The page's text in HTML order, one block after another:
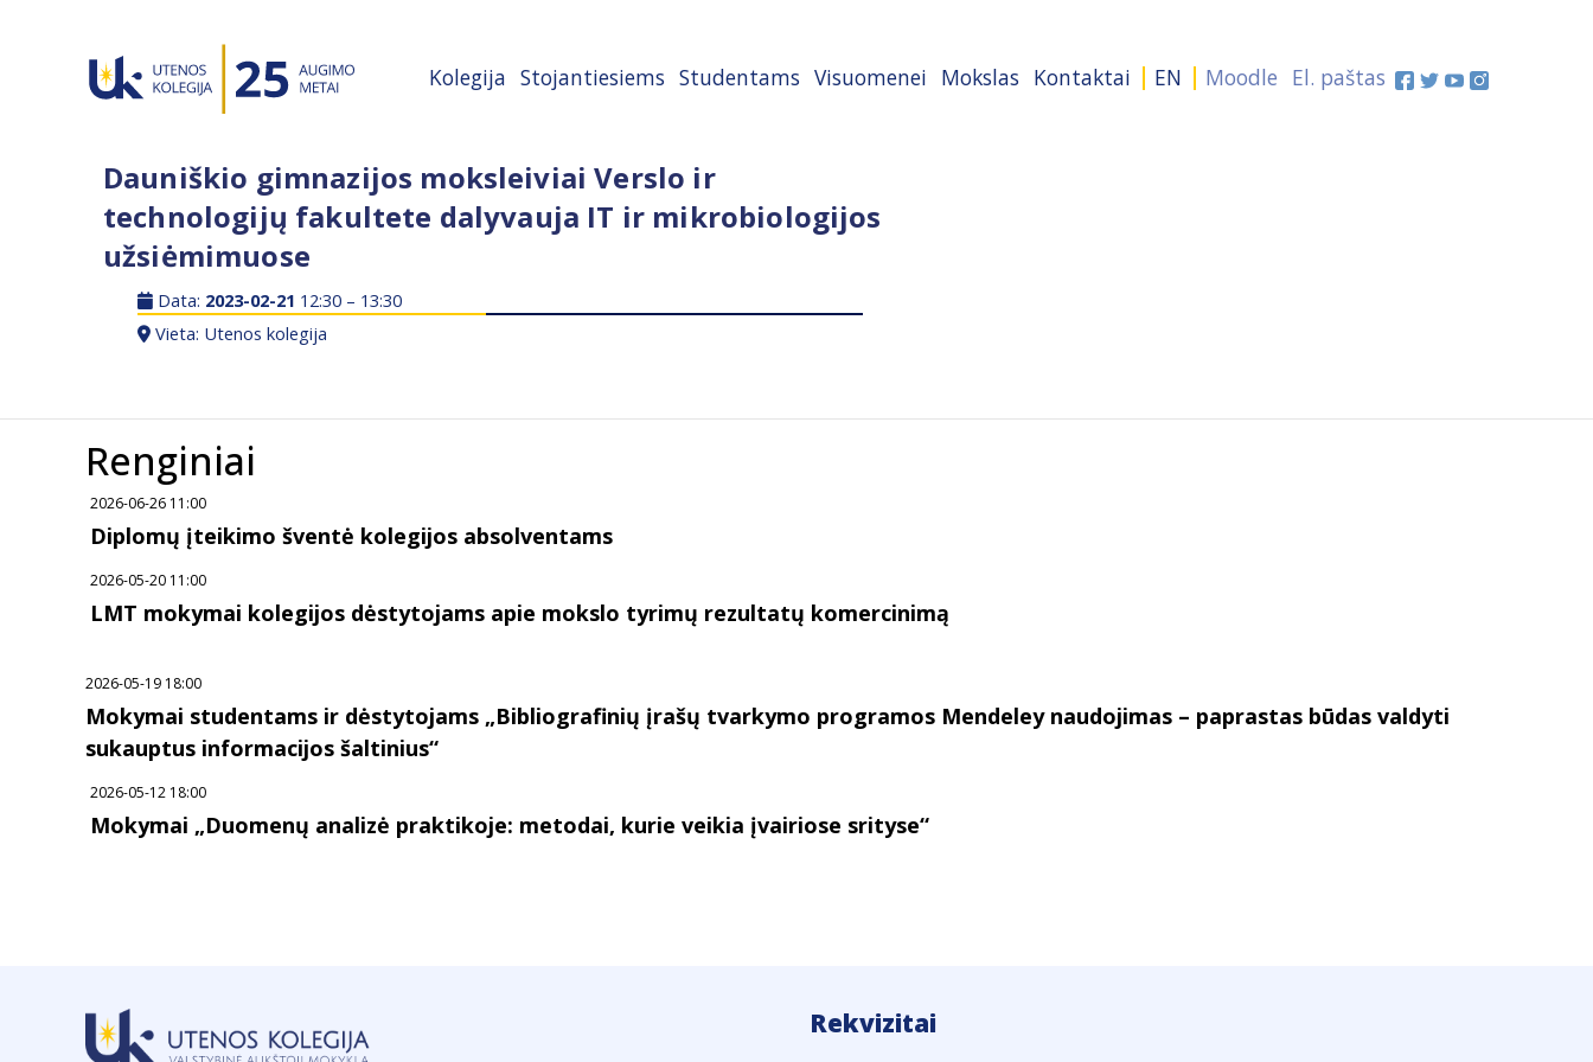
Kolegija Stojantiesiems Studentams Visuomenei Mokslas Kontaktai EN Moodle El. paštas
Dauniškio gimnazijos moksleiviai Verslo ir
technologijų fakultete dalyvauja IT ir mikrobiologijos
užsiėmimuose
Data: 2023-02-21 12:30 – 13:30
Vieta: Utenos kolegija
Renginiai
2026-06-26 11:00
Diplomų įteikimo šventė kolegijos absolventams
2026-05-20 11:00
LMT mokymai kolegijos dėstytojams apie mokslo tyrimų rezultatų komercinimą
2026-05-19 18:00
Mokymai studentams ir dėstytojams „Bibliografinių įrašų tvarkymo programos Mendeley naudojimas – paprastas būdas valdyti
sukauptus informacijos šaltinius“
2026-05-12 18:00
Mokymai „Duomenų analizė praktikoje: metodai, kurie veikia įvairiose srityse“
Rekvizitai